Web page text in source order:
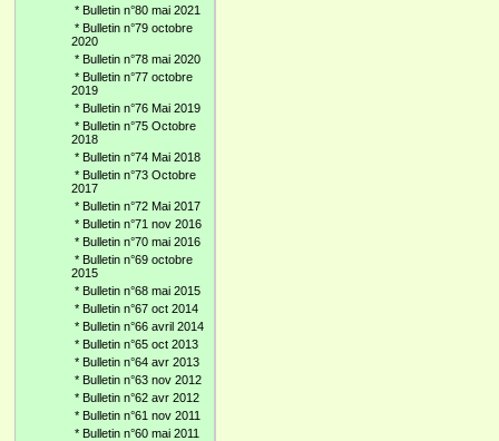
* Bulletin n°80 mai 2021
* Bulletin n°79 octobre
2020
* Bulletin n°78 mai 2020
* Bulletin n°77 octobre
2019
* Bulletin n°76 Mai 2019
* Bulletin n°75 Octobre
2018
* Bulletin n°74 Mai 2018
* Bulletin n°73 Octobre
2017
* Bulletin n°72 Mai 2017
* Bulletin n°71 nov 2016
* Bulletin n°70 mai 2016
* Bulletin n°69 octobre
2015
* Bulletin n°68 mai 2015
* Bulletin n°67 oct 2014
* Bulletin n°66 avril 2014
* Bulletin n°65 oct 2013
* Bulletin n°64 avr 2013
* Bulletin n°63 nov 2012
* Bulletin n°62 avr 2012
* Bulletin n°61 nov 2011
* Bulletin n°60 mai 2011